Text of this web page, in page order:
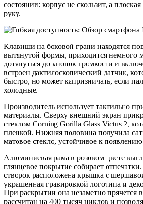
состоянии: корпус не скользит, а
руку.
Клавиши на боковой грани находятся
вытянутой формы, приходится немного
дотянуться до кнопок громкости и
встроен дактилоскопический датчик,
быстро, но может капризничать, если
холодные.
Производитель использует тактильно
материалы. Сверху внешний экран
стеклом Corning Gorilla Glass Victus 2,
пленкой. Нижняя половина получила
матовое стекло, устойчивое к
Алюминиевая рама в розовом цвете
глянцевое покрытие собирает
створок расположена крышка с
украшенная гравировкой логотипа и
При раскрытии она незаметно прячется
рассчитан на 400 тысяч циклов и